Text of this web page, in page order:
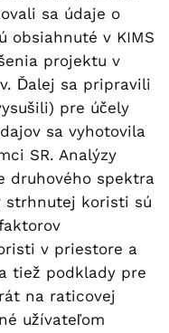
sa údaje o
obsiahnuté v KIMS
projektu v
Ďalej sa pripravili
pre účely
sa vyhotovila
SR. Analýzy
druhového spektra
strhnutej koristi sú
v priestore a
tiež podklady pre
na raticovej
užívateľom